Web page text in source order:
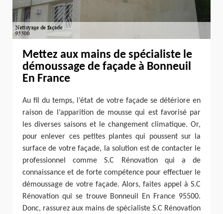
Mettez aux mains de spécialiste le
démoussage de façade à Bonneuil
En France
Au fil du temps, l’état de votre façade se détériore en
raison de l’apparition de mousse qui est favorisé par
les diverses saisons et le changement climatique. Or,
pour enlever ces petites plantes qui poussent sur la
surface de votre façade, la solution est de contacter le
professionnel comme S.C Rénovation qui a de
connaissance et de forte compétence pour effectuer le
démoussage de votre façade. Alors, faites appel à S.C
Rénovation qui se trouve Bonneuil En France 95500.
Donc, rassurez aux mains de spécialiste S.C Rénovation